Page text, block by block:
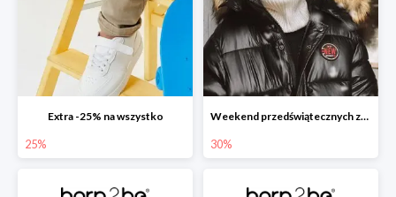
Extra -25% na wszystko
25%
Weekend przedświątecznych zakupów
30%